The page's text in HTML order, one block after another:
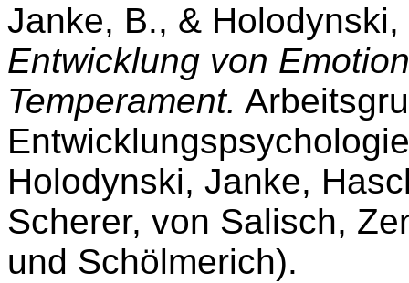
Janke, B., &
Entwicklung von
Temperament.
Entwicklungspsychologie
Holodynski, Janke,
Scherer, von Salisch,
und Schölmerich).